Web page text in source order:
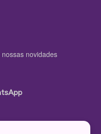
novidades